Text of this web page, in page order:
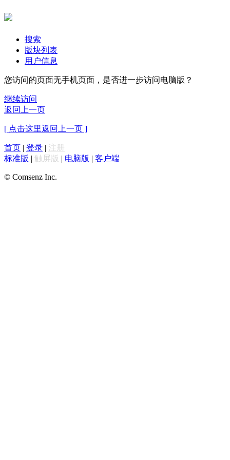
搜索
版块列表
用户信息
您访问的页面无手机页面，是否进一步访问电脑版？
继续访问
返回上一页
[ 点击这里返回上一页 ]
首页 | 登录 | 注册
标准版 | 触屏版 | 电脑版 | 客户端
© Comsenz Inc.